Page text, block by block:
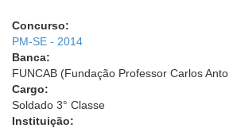
Concurso:
PM-SE - 2014
Banca:
FUNCAB (Fundação Professor Carlos
Cargo:
Soldado 3° Classe
Instituição: